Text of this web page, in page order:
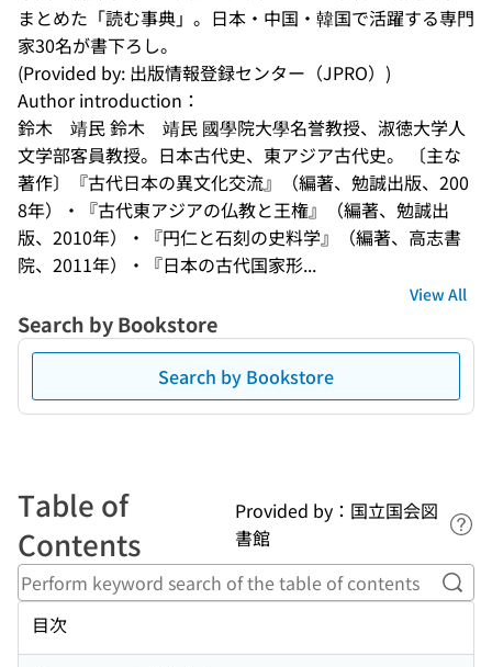
まとめた「読む事典」。日本・中国・韓国で活躍する専門
家30名が書下ろし。
(Provided by: 出版情報登録センター（JPRO）)
Author introduction：
鈴木　靖民 鈴木　靖民 國學院大學名誉教授、淑徳大学人
文学部客員教授。日本古代史、東アジア古代史。 〔主な
著作〕『古代日本の異文化交流』（編著、勉誠出版、200
8年）・『古代東アジアの仏教と王権』（編著、勉誠出
版、2010年）・『円仁と石刻の史料学』（編著、高志書
院、2011年）・『日本の古代国家形...
View All
Search by Bookstore
Search by Bookstore
Table of
Contents
Provided by：国立国会図
書館
目次